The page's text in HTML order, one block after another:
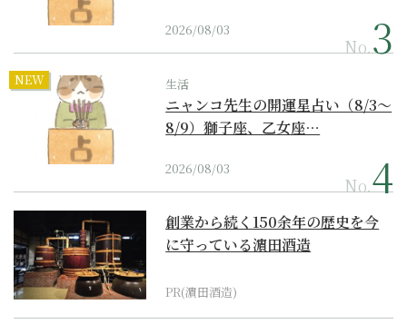
2026/08/03
No.
NEW 生活
ニャンコ先生の開運星占い（8/3～
8/9）獅子座、乙女座…
2026/08/03
No.
創業から続く150余年の歴史を今
に守っている濵田酒造
PR(濵田酒造)